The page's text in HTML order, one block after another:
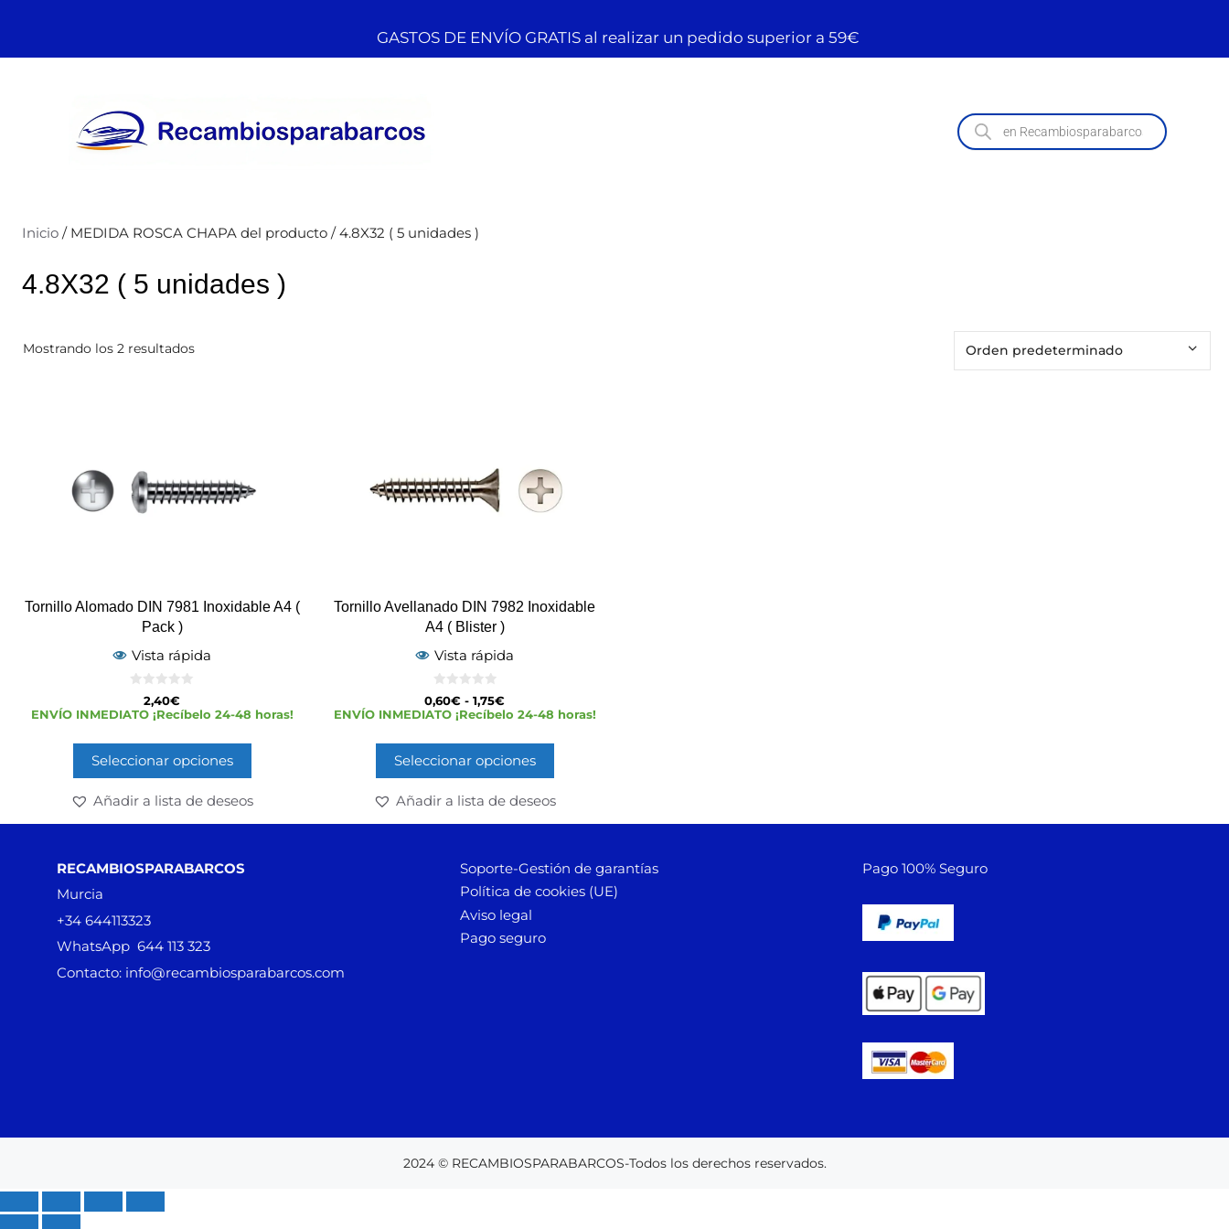
GASTOS DE ENVÍO GRATIS al realizar un pedido superior a 59€
Inicio / MEDIDA ROSCA CHAPA del producto / 4.8X32 ( 5 unidades )
4.8X32 ( 5 unidades )
Mostrando los 2 resultados
Tornillo Alomado DIN 7981 Inoxidable A4 (
Pack )
Vista rápida
e
2,40€
ENVÍO INMEDIATO ¡Recíbelo 24-48 horas!
Seleccionar opciones
Añadir a lista de deseos
Tornillo Avellanado DIN 7982 Inoxidable
A4 ( Blister )
Vista rápida
0
d
e
0,60€ - 1,75€
ENVÍO INMEDIATO ¡Recíbelo 24-48 horas!
Seleccionar opciones
Añadir a lista de deseos
RECAMBIOSPARABARCOS
Murcia
+34 644113323
WhatsApp 644 113 323
Contacto: info@recambiosparabarcos.com
Soporte-Gestión de garantías
Política de cookies (UE)
Aviso legal
Pago seguro
Pago 100% Seguro
2024 © RECAMBIOSPARABARCOS-Todos los derechos reservados.